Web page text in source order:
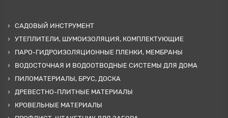
САДОВЫЙ ИНСТРУМЕНТ
УТЕПЛИТЕЛИ, ШУМОИЗОЛЯЦИЯ, КОМПЛЕКТУЮЩИЕ
ПАРО-ГИДРОИЗОЛЯЦИОННЫЕ ПЛЕНКИ, МЕМБРАНЫ
ВОДОСТОЧНАЯ И ВОДООТВОДНЫЕ СИСТЕМЫ ДЛЯ ДОМА
ПИЛОМАТЕРИАЛЫ, БРУС, ДОСКА
ДРЕВЕСТНО-ПЛИТНЫЕ МАТЕРИАЛЫ
КРОВЕЛЬНЫЕ МАТЕРИАЛЫ